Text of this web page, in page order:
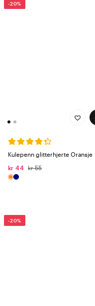
-20%
Kulepenn glitterhjerte Oransje
kr 44 kr 55
-20%